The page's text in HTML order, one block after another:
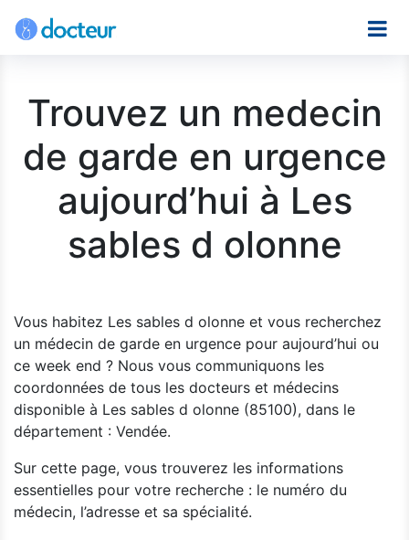
Trouvez un medecin
de garde en urgence
aujourd’hui à Les
sables d olonne
Vous habitez Les sables d olonne et vous recherchez
un médecin de garde en urgence pour aujourd’hui ou
ce week end ? Nous vous communiquons les
coordonnées de tous les docteurs et médecins
disponible à Les sables d olonne (85100), dans le
département : Vendée.
Sur cette page, vous trouverez les informations
essentielles pour votre recherche : le numéro du
médecin, l’adresse et sa spécialité.